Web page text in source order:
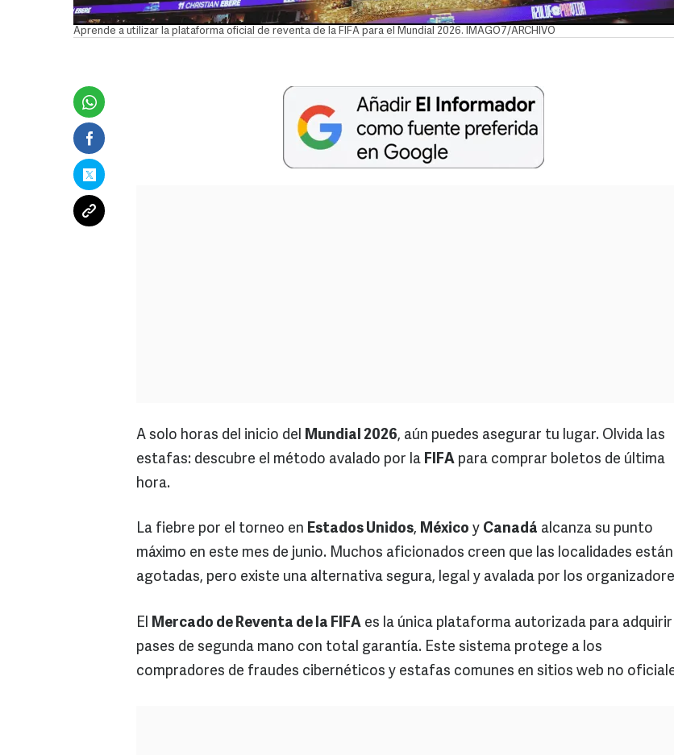
Aprende a utilizar la plataforma oficial de reventa de la FIFA para el Mundial 2026. IMAGO7/ARCHIVO
A solo horas del inicio del Mundial 2026, aún puedes asegurar tu lugar. Olvida las
estafas: descubre el método avalado por la FIFA para comprar boletos de última
hora.
La fiebre por el torneo en Estados Unidos, México y Canadá alcanza su punto
máximo en este mes de junio. Muchos aficionados creen que las localidades están
agotadas, pero existe una alternativa segura, legal y avalada por los
El Mercado de Reventa de la FIFA es la única plataforma autorizada para adquirir
pases de segunda mano con total garantía. Este sistema protege a los
compradores de fraudes cibernéticos y estafas comunes en sitios web no